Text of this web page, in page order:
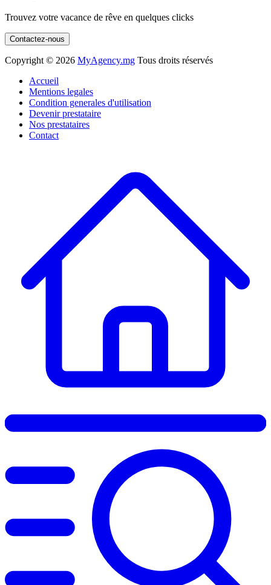
Trouvez votre vacance de rêve en quelques clicks
Contactez-nous
Copyright © 2026 MyAgency.mg Tous droits réservés
Accueil
Mentions legales
Condition generales d'utilisation
Devenir prestataire
Nos prestataires
Contact